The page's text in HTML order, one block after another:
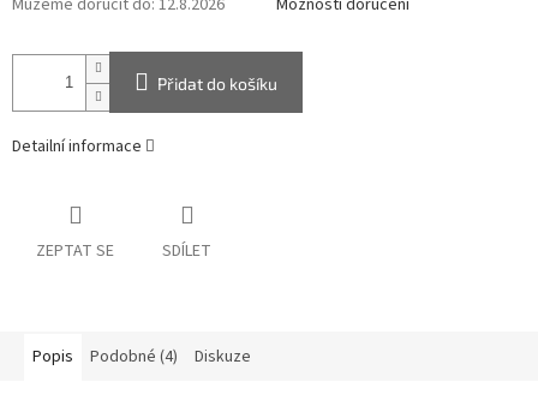
Můžeme doručit do: 12.8.2026 Možnosti doručení
Přidat do košíku
Detailní informace
ZEPTAT SE SDÍLET
Popis Podobné (4) Diskuze